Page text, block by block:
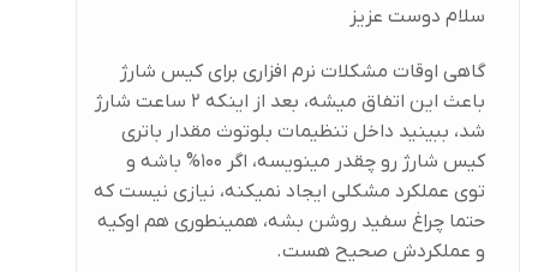
سلام دوست عزیز
گاهی اوقات مشکلات نرم افزاری برای کیس شارژ
باعث این اتفاق میشه، بعد از اینکه 2 ساعت شارژ
شد، ببینید داخل تنظیمات بلوتوث مقدار باتری
کیس شارژ رو چقدر مینویسه، اگر 100% باشه و
توی عملکرد مشکلی ایجاد نمیکنه، نیازی نیست که
حتما چراغ سفید روشن بشه، همینطوری هم اوکیه
و عملکردش صحیح هست.